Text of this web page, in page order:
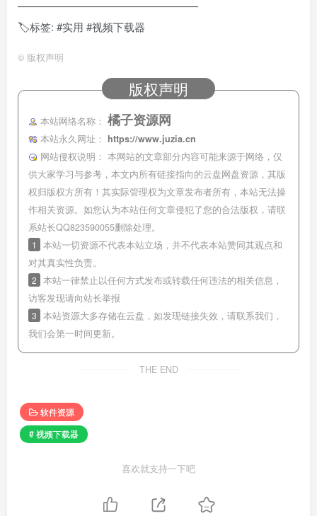
—————————————————
🏷️标签: #实用 #视频下载器
© 版权声明
版权声明
本站网络名称： 橘子资源网
本站永久网址：
https://www.juzia.cn
网站侵权说明： 本网站的文章部分内容可能来源于网络，仅
供大家学习与参考，本文内所有链接指向的云盘网盘资源，其版
权归版权方所有！其实际管理权为文章发布者所有，本站无法操
作相关资源。如您认为本站任何文章侵犯了您的合法版权，请联
系站长QQ823590055删除处理。
1
本站一切资源不代表本站立场，并不代表本站赞同其观点和
对其真实性负责。
2 本站一律禁止以任何方式发布或转载任何违法的相关信息，
访客发现请向站长举报
3 本站资源大多存储在云盘，如发现链接失效，请联系我们，
我们会第一时间更新。
THE END
软件资源
# 视频下载器
喜欢就支持一下吧